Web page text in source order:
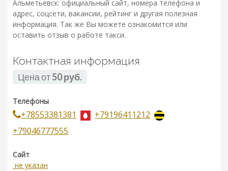
Альметьевск: официальный сайт, номера телефона и
адрес, соцсети, вакансии, рейтинг и другая полезная
информация. Так же Вы можете ознакомится или
оставить отзыв о работе такси.
Контактная информация
Цена от50 руб.
Телефоны
+78553381381
+79196411212
+79046777555
Сайт
не указан